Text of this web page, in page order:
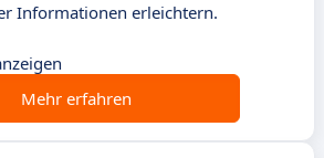
Informationen erleichtern.
Mehr erfahren